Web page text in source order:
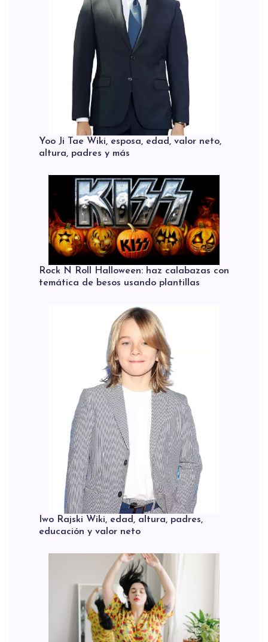
Yoo Ji Tae Wiki, esposa, edad, valor neto,
altura, padres y más
Rock N Roll Halloween: haz calabazas con
temática de besos usando plantillas
Iwo Rajski Wiki, edad, altura, padres,
educación y valor neto